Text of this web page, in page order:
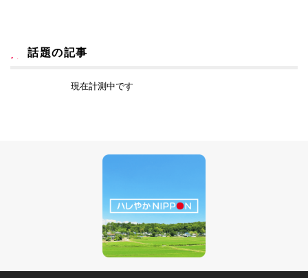
話題の記事
現在計測中です